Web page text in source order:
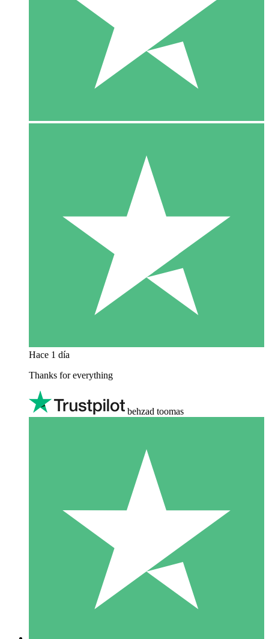
Hace 1 día
Thanks for everything
behzad toomas